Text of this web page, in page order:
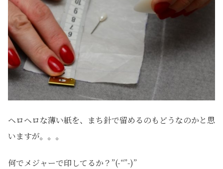
ヘロヘロな薄い紙を、まち針で留めるのもどうなのかと思
いますが。。。
何でメジャーで印してるか？”(-“”-)”